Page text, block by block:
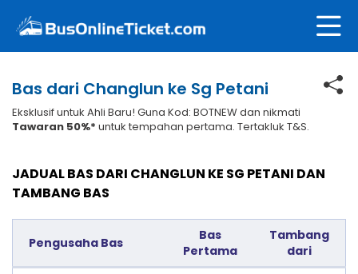
Bas dari Changlun ke Sg Petani
Eksklusif untuk Ahli Baru! Guna Kod: BOTNEW dan nikmati
Tawaran 50%* untuk tempahan pertama. Tertakluk T&S.
JADUAL BAS DARI CHANGLUN KE SG PETANI DAN
TAMBANG BAS
Pengusaha Bas
Bas
Pertama
Tambang
dari